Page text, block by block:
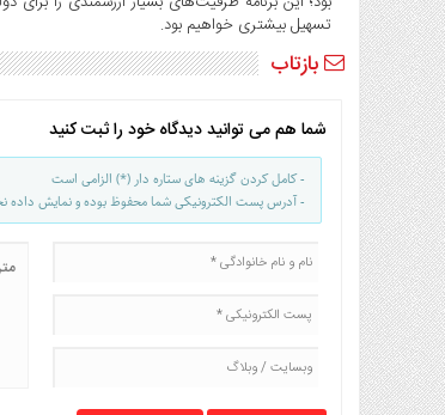
تسهیل بیشتری خواهیم بود.
بازتاب
شما هم می توانید دیدگاه خود را ثبت کنید
- کامل کردن گزینه های ستاره دار (*) الزامی است
- آدرس پست الکترونیکی شما محفوظ بوده و نمایش داده